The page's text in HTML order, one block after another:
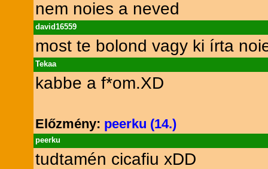
nem noies a neved
david16559
most te bolond vagy ki írta
Tekaa
kabbe a f*om.XD
Előzmény: peerku (14.)
peerku
tudtamén cicafiu xDD